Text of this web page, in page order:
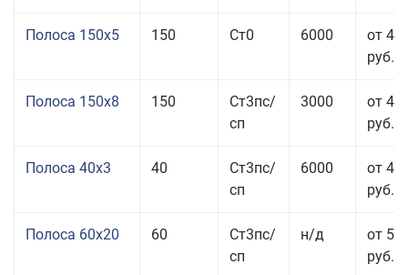
Полоса 150x5 150 Ст0 6000
от 46
руб.
Полоса 150x8 150
Ст3пс/
сп
3000
от 42
руб.
Полоса 40x3 40
Ст3пс/
сп
6000
от 46
руб.
Полоса 60x20 60
Ст3пс/
сп
н/д
от 53
руб.